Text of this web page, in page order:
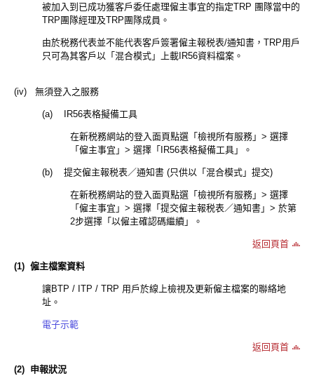
被加入到已成功獲客戶委任處理僱主事宜的指定TRP 團隊當中的
TRP團隊經理及TRP團隊成員。
由於税務代表並不能代表客戶簽署僱主報税表/通知書，TRP用戶
只可為其客戶以「混合模式」上載IR56資料檔案。
(iv) 無須登入之服務
(a) IR56表格擬備工具
在新税務網站的登入面頁點選「檢視所有服務」> 選擇
「僱主事宜」> 選擇「IR56表格擬備工具」。
(b) 提交僱主報税表／通知書 (只供以「混合模式」提交)
在新税務網站的登入面頁點選「檢視所有服務」> 選擇
「僱主事宜」> 選擇「提交僱主報税表／通知書」> 於第
2步選擇「以僱主確認碼繼續」。
返回頁首
(1) 僱主檔䅁資料
讓BTP / ITP / TRP 用戶於線上檢視及更新僱主檔案的聯絡地
址。
電子示範
返回頁首
(2) 申報狀況